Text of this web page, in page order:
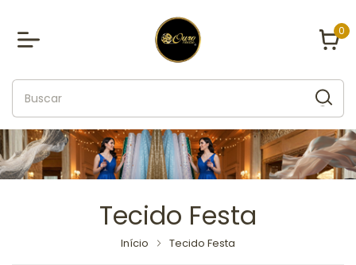
0
Tecido Festa
Início Tecido Festa